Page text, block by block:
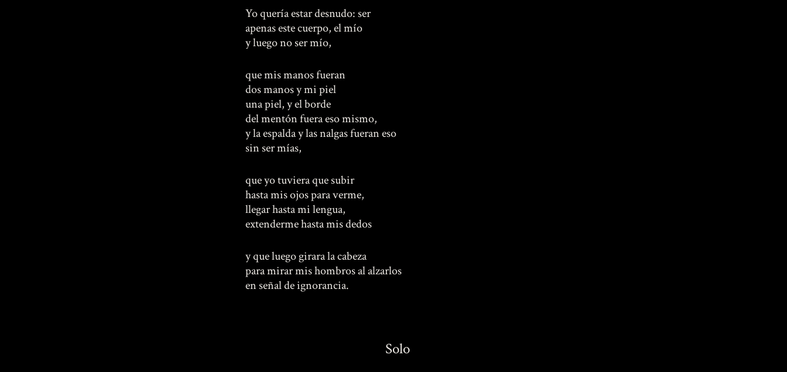
Yo quería estar desnudo: ser
apenas este cuerpo, el mío
y luego no ser mío,
que mis manos fueran
dos manos y mi piel
una piel, y el borde
del mentón fuera eso mismo,
y la espalda y las nalgas fueran eso
sin ser mías,
que yo tuviera que subir
hasta mis ojos para verme,
llegar hasta mi lengua,
extenderme hasta mis dedos
y que luego girara la cabeza
para mirar mis hombros al alzarlos
en señal de ignorancia.
Solo